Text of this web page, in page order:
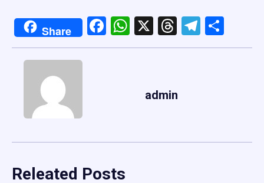
Share Facebook
WhatsApp
X Threads
admin
Releated Posts